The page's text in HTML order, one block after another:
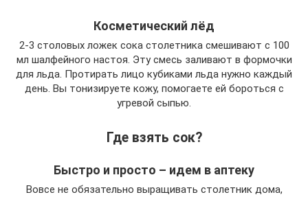
Косметический лёд
2-3 столовых ложек сока столетника смешивают с 100
мл шалфейного настоя. Эту смесь заливают в формочки
для льда. Протирать лицо кубиками льда нужно каждый
день. Вы тонизируете кожу, помогаете ей бороться с
угревой сыпью.
Где взять сок?
Быстро и просто – идем в аптеку
Вовсе не обязательно выращивать столетник дома,